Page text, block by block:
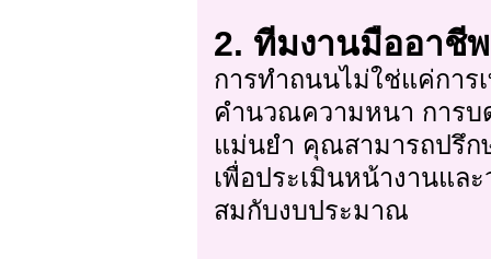
2. ทีมงานมืออาชี
การทำถนนไม่ใช่แค่การ
คำนวณความหนา การบ
แม่นยำ คุณสามารถปรึก
เพื่อประเมินหน้างานแล
สมกับงบประมาณ